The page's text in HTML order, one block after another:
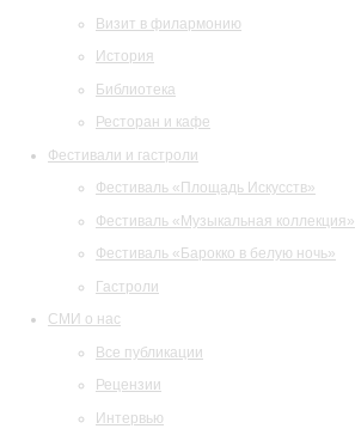
Визит в филармонию
История
Библиотека
Ресторан и кафе
Фестивали и гастроли
Фестиваль «Площадь Искусств»
Фестиваль «Музыкальная коллекция»
Фестиваль «Барокко в белую ночь»
Гастроли
СМИ о нас
Все публикации
Рецензии
Интервью